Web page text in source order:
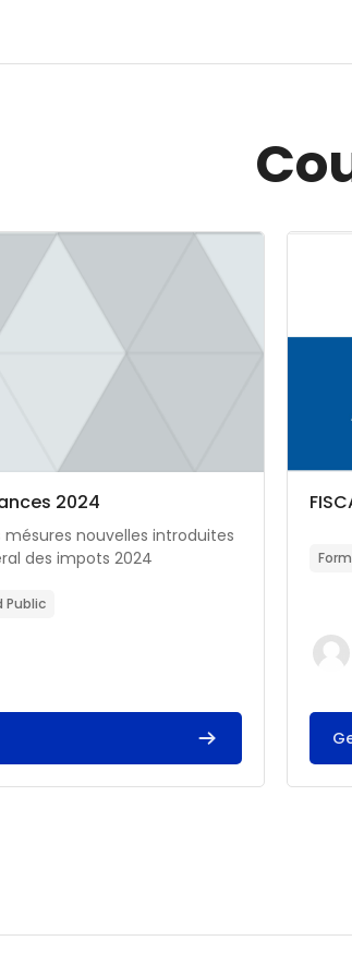
des des finances 2024
2024
:
nouvelles introduites
des impots 2024
Public
Image